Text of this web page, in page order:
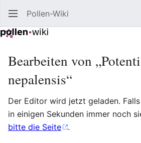
Pollen-Wiki
Bearbeiten von
nepalensis“
Der Editor wird jetzt geladen.
in einigen Sekunden immer noch
bitte die Seite
.